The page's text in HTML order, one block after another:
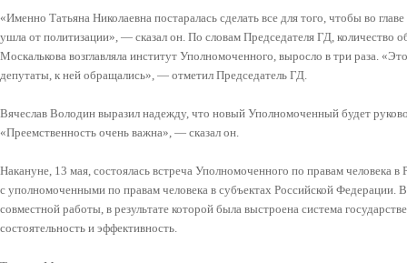
«Именно Татьяна Николаевна постаралась сделать все для того, чтобы во
ушла от политизации», — сказал он. По словам Председателя ГД, количество
Москалькова возглавляла институт Уполномоченного, выросло в три раза.
депутаты, к ней обращались», — отметил Председатель ГД.
Вячеслав Володин выразил надежду, что новый Уполномоченный будет
«Преемственность очень важна», — сказал он.
Накануне, 13 мая, состоялась встреча Уполномоченного по правам человека
с уполномоченными по правам человека в субъектах Российской Федерации.
совместной работы, в результате которой была выстроена система
состоятельность и эффективность.